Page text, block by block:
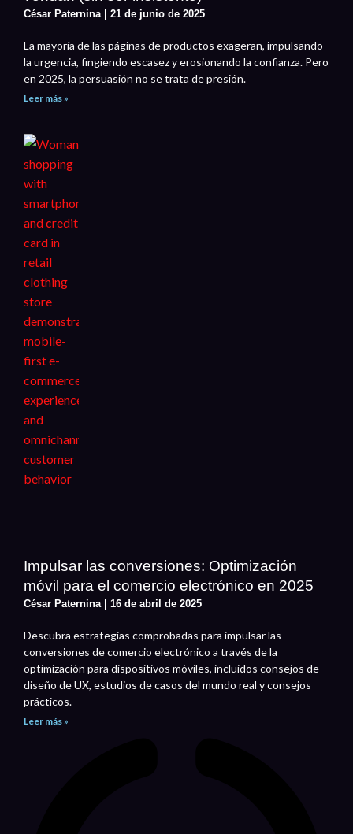
César Paternina 21 de junio de 2025
La mayoría de las páginas de productos exageran, impulsando
la urgencia, fingiendo escasez y erosionando la confianza. Pero
en 2025, la persuasión no se trata de presión.
Leer más »
Impulsar las conversiones: Optimización
móvil para el comercio electrónico en 2025
César Paternina 16 de abril de 2025
Descubra estrategias comprobadas para impulsar las
conversiones de comercio electrónico a través de la
optimización para dispositivos móviles, incluidos consejos de
diseño de UX, estudios de casos del mundo real y consejos
prácticos.
Leer más »